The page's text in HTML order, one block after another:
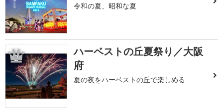
令和の夏、昭和な夏
2
ハーベストの丘夏祭り／大阪
府
夏の夜をハーベストの丘で楽しめる